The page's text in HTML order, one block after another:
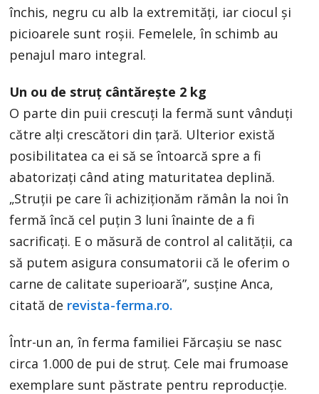
închis, negru cu alb la extremităţi, iar ciocul şi
picioarele sunt roşii. Femelele, în schimb au
penajul maro integral.
Un ou de struţ cântăreşte 2 kg
O parte din puii crescuţi la fermă sunt vânduţi
către alţi crescători din ţară. Ulterior există
posibilitatea ca ei să se întoarcă spre a fi
abatorizaţi când ating maturitatea deplină.
„Struţii pe care îi achiziţionăm rămân la noi în
fermă încă cel puţin 3 luni înainte de a fi
sacrificaţi. E o măsură de control al calităţii, ca
să putem asigura consumatorii că le oferim o
carne de calitate superioară”, susţine Anca,
citată de revista-ferma.ro.
Într-un an, în ferma familiei Fărcaşiu se nasc
circa 1.000 de pui de struţ. Cele mai frumoase
exemplare sunt păstrate pentru reproducţie.